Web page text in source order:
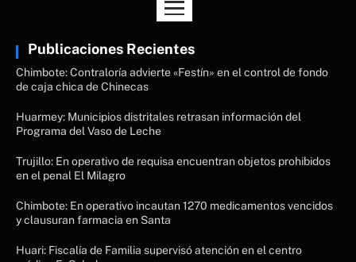
Publicaciones Recientes
Chimbote: Contraloría advierte «Festín» en el control de fondo
de caja chica de Chinecas
Huarmey: Municipios distritales retrasan información del
Programa del Vaso de Leche
Trujillo: En operativo de requisa encuentran objetos prohibidos
en el penal El Milagro
Chimbote: En operativo incautan 1270 medicamentos vencidos
y clausuran farmacia en Santa
Huari: Fiscalía de Familia supervisó atención en el centro